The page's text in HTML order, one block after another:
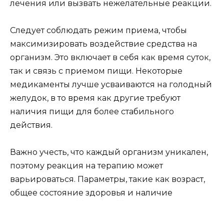
лечения или вызвать нежелательные реакции.
Следует соблюдать режим приема, чтобы
максимизировать воздействие средства на
организм. Это включает в себя как время суток,
так и связь с приемом пищи. Некоторые
медикаменты лучше усваиваются на голодный
желудок, в то время как другие требуют
наличия пищи для более стабильного
действия.
Важно учесть, что каждый организм уникален,
поэтому реакция на терапию может
варьироваться. Параметры, такие как возраст,
общее состояние здоровья и наличие